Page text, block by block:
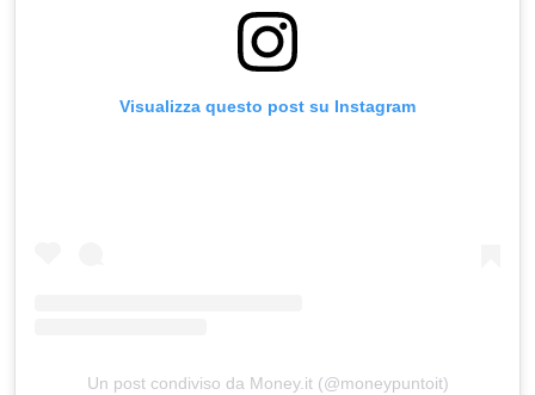
Visualizza questo post su Instagram
Un post condiviso da Money.it (@moneypuntoit)